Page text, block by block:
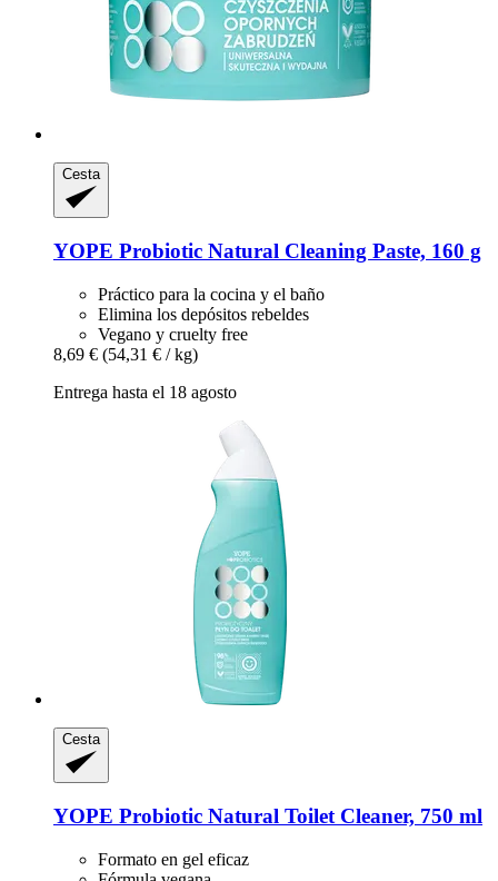
Cesta
YOPE Probiotic Natural Cleaning Paste, 160 g
Práctico para la cocina y el baño
Elimina los depósitos rebeldes
Vegano y cruelty free
8,69 € (54,31 € / kg)
Entrega hasta el 18 agosto
Cesta
YOPE Probiotic Natural Toilet Cleaner, 750 ml
Formato en gel eficaz